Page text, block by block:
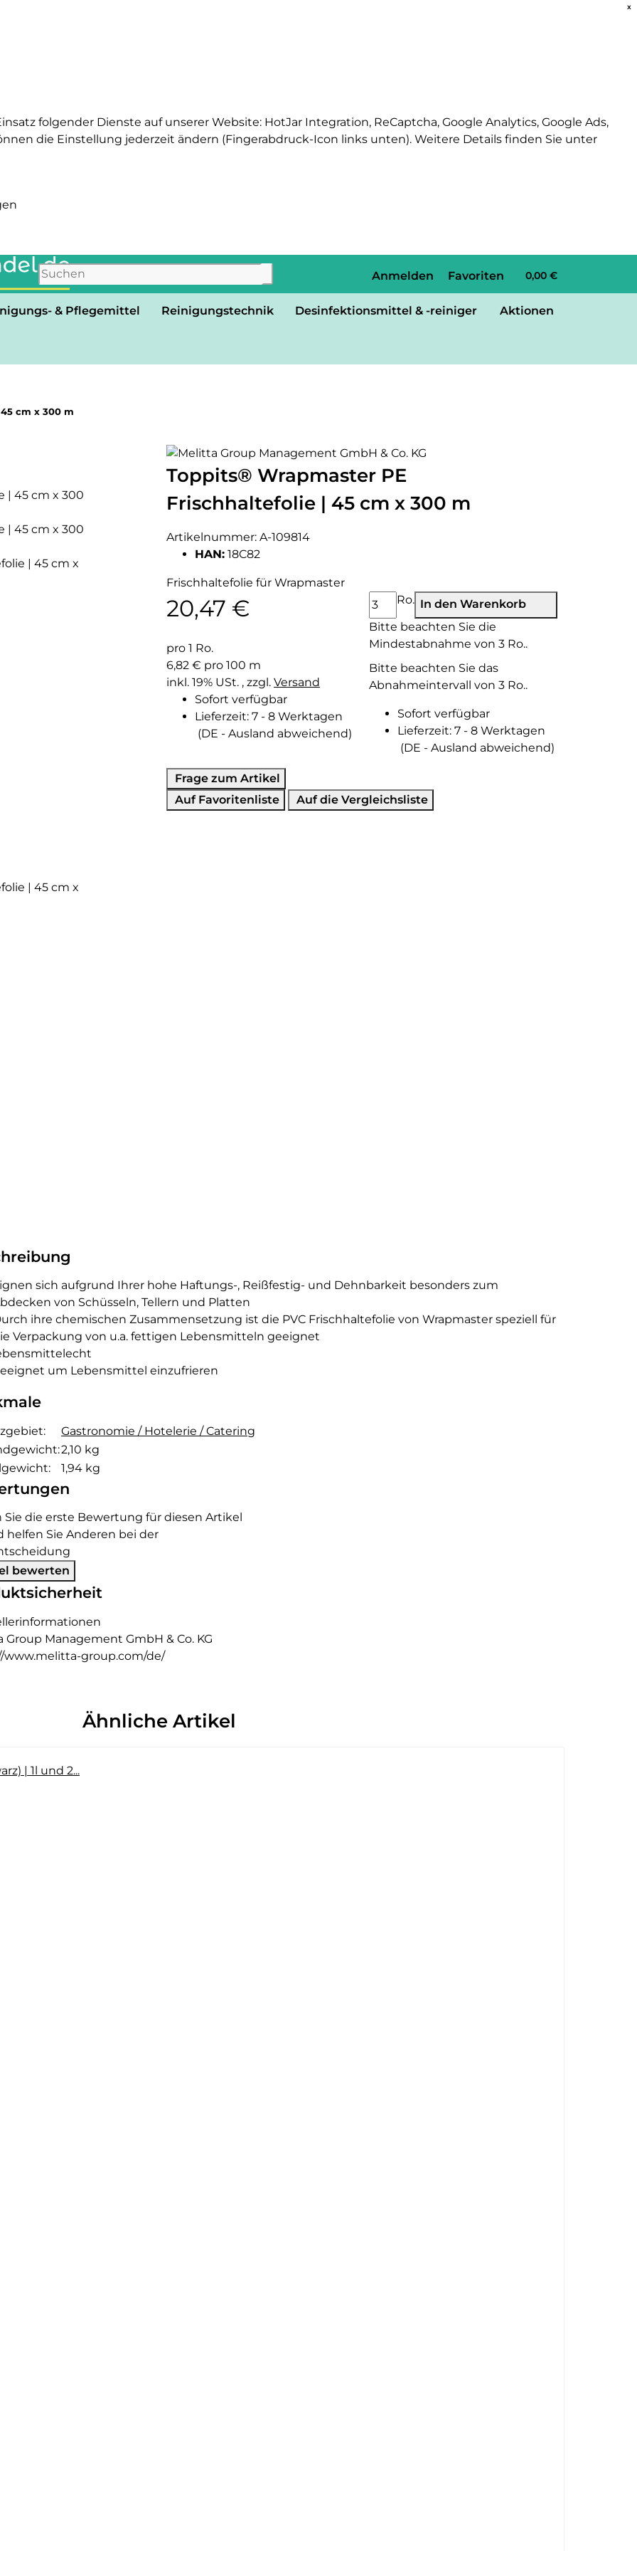
folgender Dienste auf unserer Website: HotJar Integration, ReCaptcha, Google Analytics, Google Ads,
die Einstellung jederzeit ändern (Fingerabdruck-Icon links unten). Weitere Details finden Sie unter
Anmelden Favoriten 0,00 €
& Pflegemittel Reinigungstechnik Desinfektionsmittel & -reiniger Aktionen
cm x 300 m
Toppits® Wrapmaster PE
Frischhaltefolie | 45 cm x 300 m
Artikelnummer: A-109814
HAN: 18C82
Frischhaltefolie für Wrapmaster
20,47 €
pro 1 Ro.
6,82 € pro 100 m
inkl. 19% USt. , zzgl. Versand
Sofort verfügbar
Lieferzeit: 7 - 8 Werktagen
(DE - Ausland abweichend)
Ro. In den Warenkorb
x
Bitte beachten Sie die
Mindestabnahme von 3 Ro..
Bitte beachten Sie das
Abnahmeintervall von 3 Ro..
Sofort verfügbar
Lieferzeit: 7 - 8 Werktagen
(DE - Ausland abweichend)
Frage zum Artikel
Auf Favoritenliste
Auf die Vergleichsliste
sich aufgrund Ihrer hohe Haftungs-, Reißfestig- und Dehnbarkeit besonders zum
von Schüsseln, Tellern und Platten
ihre chemischen Zusammensetzung ist die PVC Frischhaltefolie von Wrapmaster speziell für
Verpackung von u.a. fettigen Lebensmitteln geeignet
um Lebensmittel einzufrieren
Gastronomie / Hotelerie / Catering
2,10 kg
1,94 kg
Sie die erste Bewertung für diesen Artikel
helfen Sie Anderen bei der
bewerten
Group Management GmbH & Co. KG
www.melitta-group.com/de/
Ähnliche Artikel
x